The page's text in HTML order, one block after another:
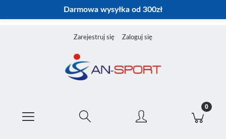
Darmowa wysyłka od 300zł
Zarejestruj się Zaloguj się